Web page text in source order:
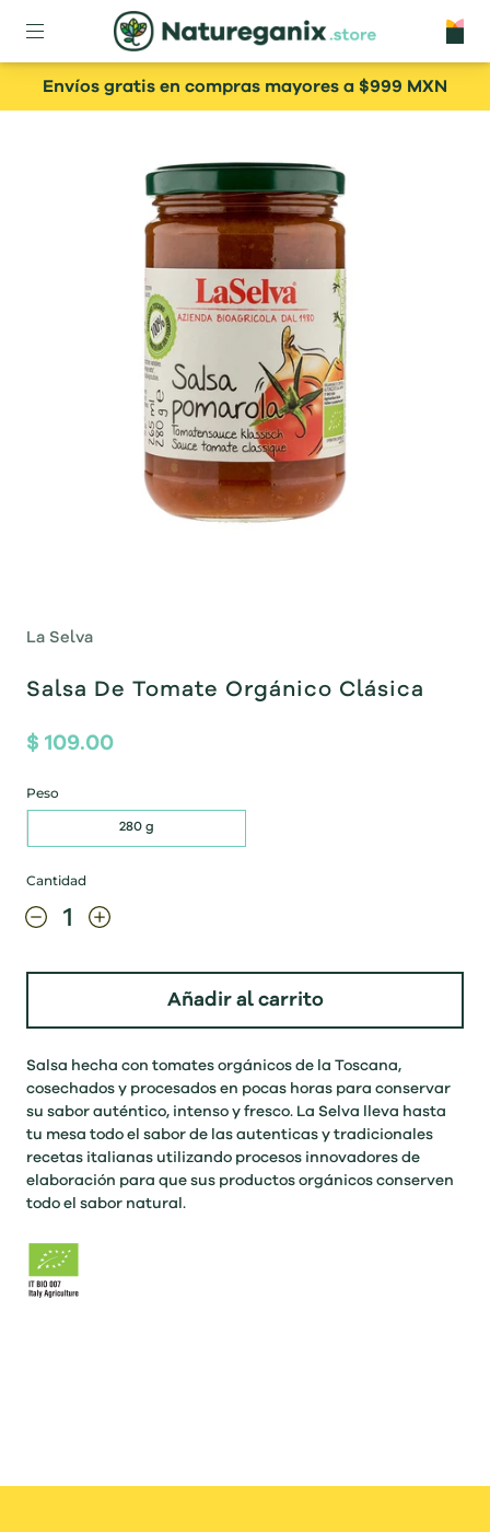
Envíos gratis en compras mayores a $999 MXN
La Selva
Salsa De Tomate Orgánico Clásica
$ 109.00
Peso
280 g
Cantidad
Añadir al carrito
Salsa hecha con tomates orgánicos de la Toscana,
cosechados y procesados en pocas horas para conservar
su sabor auténtico, intenso y fresco. La Selva lleva hasta
tu mesa todo el sabor de las autenticas y tradicionales
recetas italianas utilizando procesos innovadores de
elaboración para que sus productos orgánicos conserven
todo el sabor natural.